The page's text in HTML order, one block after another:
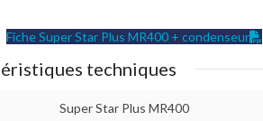
Fiche Super Star Plus MR400 + condenseur
techniques
Super Star Plus MR400